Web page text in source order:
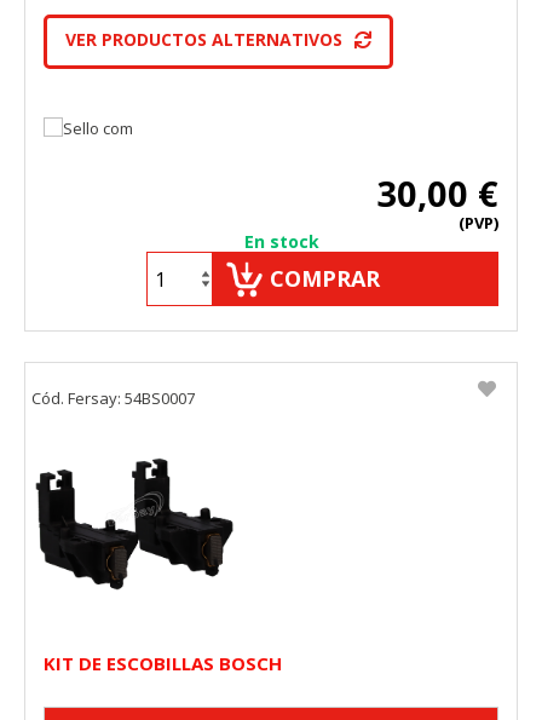
VER PRODUCTOS ALTERNATIVOS
30,00 €
(PVP)
En stock
COMPRAR
KIT DE ESCOBILLAS BOSCH
Cód. Fersay: 54BS0007